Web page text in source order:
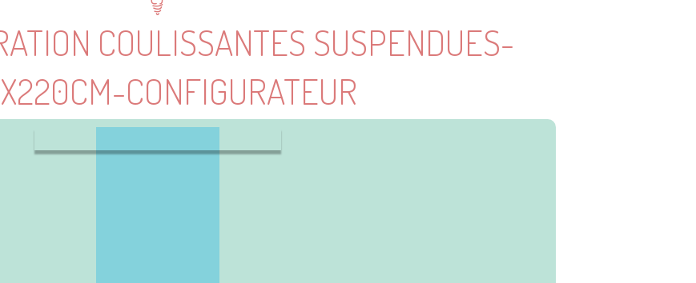
COULISSANTES SUSPENDUES-
CONFIGURATEUR